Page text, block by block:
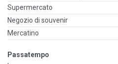
Supermercato
Negozio di souvenir
Mercatino
Passatempo